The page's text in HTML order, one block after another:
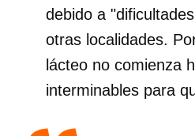
debido a
otras localidades.
lácteo no comienza
interminables para